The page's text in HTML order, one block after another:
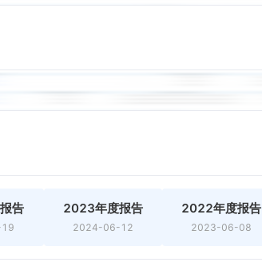
告 2023年度报告
2024-06-12
2022年度报告
2023-06-08